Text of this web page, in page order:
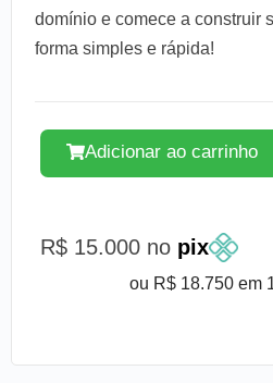
domínio e comece a construir
forma simples e rápida!
Adicionar ao carrinho
R$ 15.000 no pix
ou R$ 18.750 em